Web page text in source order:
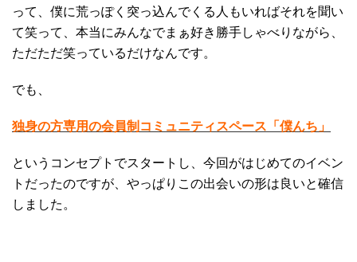
って、僕に荒っぽく突っ込んでくる人もいればそれを聞い
て笑って、本当にみんなでまぁ好き勝手しゃべりながら、
ただただ笑っているだけなんです。
でも、
独身の方専用の会員制コミュニティスペース「僕んち」
というコンセプトでスタートし、今回がはじめてのイベン
トだったのですが、やっぱりこの出会いの形は良いと確信
しました。